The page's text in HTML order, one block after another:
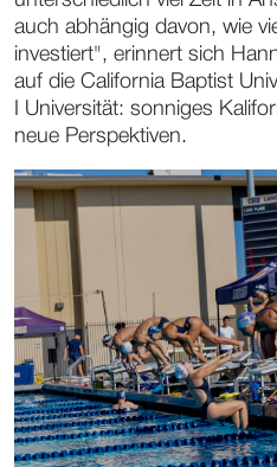
auch abhängig davon, wie
investiert", erinnert sich
auf die California Baptist
I Universität: sonniges
neue Perspektiven.